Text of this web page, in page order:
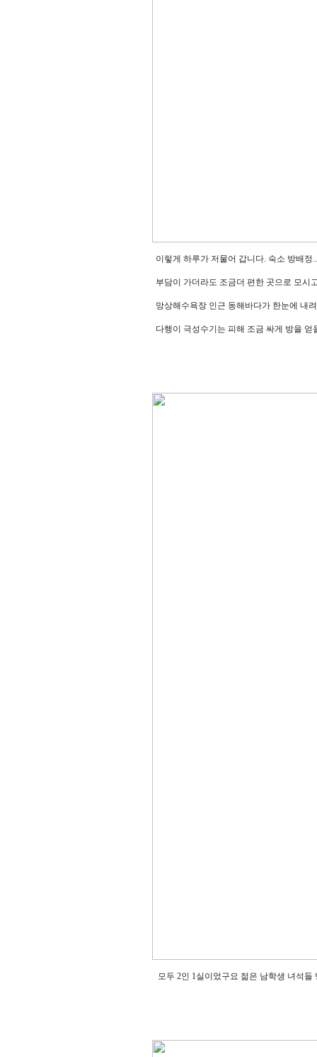
이렇게 하루가 저물어 갑니다. 숙소 방배정
부담이 가더라도 조금더 편한 곳으로 모시
망상해수욕장 인근 동해바다가 한눈에 내
다행이 극성수기는 피해 조금 싸게 방을 얻
모두 2인 1실이었구요 젊은 남학생 녀석들